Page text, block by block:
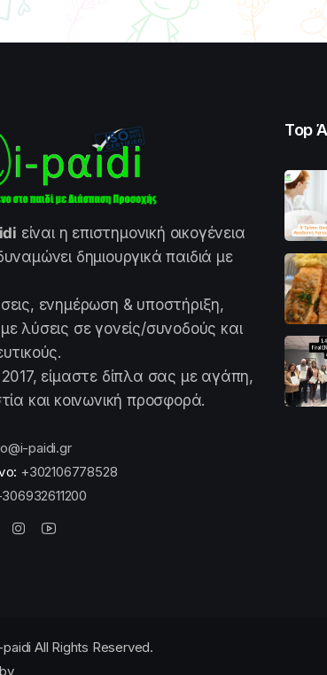
είναι η επιστημονική οικογένεια
δημιουργικά παιδιά με
ενημέρωση & υποστήριξη,
λύσεις σε γονείς/συνοδούς και
είμαστε δίπλα σας με αγάπη,
και κοινωνική προσφορά.
paidi.gr
+302106778528
Top
All Rights Reserved.